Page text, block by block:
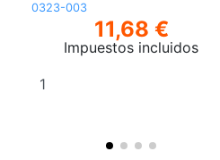
0323-003
11,68 €
Impuestos incluidos